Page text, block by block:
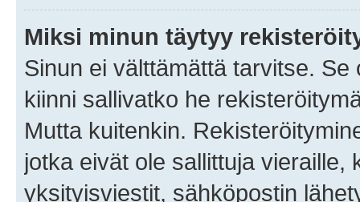
Miksi minun täytyy
Sinun ei välttämättä tarvitse.
kiinni sallivatko he
Mutta kuitenkin.
jotka eivät ole sallittuja vieraille,
yksityisviestit, sähköpostin